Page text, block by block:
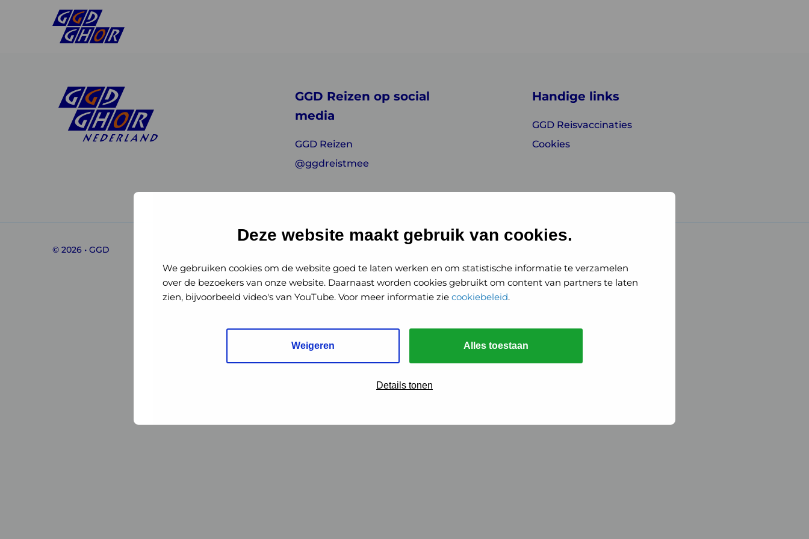
Deze website maakt gebruik van cookies.
We gebruiken cookies om de website goed te laten werken en om statistische informatie te verzamelen
over de bezoekers van onze website. Daarnaast worden cookies gebruikt om content van partners te laten
zien, bijvoorbeeld video's van YouTube. Voor meer informatie zie cookiebeleid.
Weigeren Alles toestaan
Details tonen
GHORGHOR
Nederland
GGD Reizen op social
media
GGD Reizen
@ggdreistmee
Handige links
GGD Reisvaccinaties
Cookies
© 2026 • GGD